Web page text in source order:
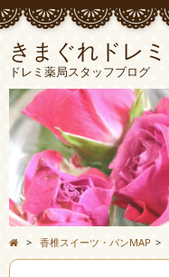
きまぐれドレ
ドレミ薬局スタッフブログ
> 香椎スイーツ・パンMAP >